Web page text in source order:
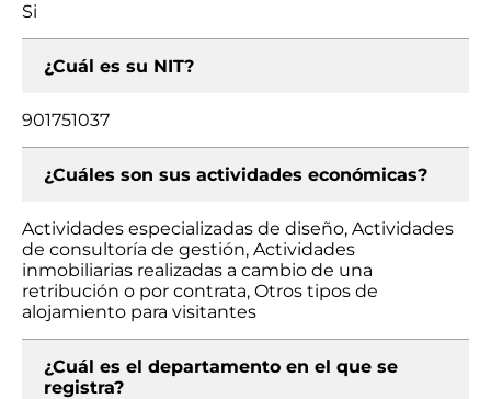
Si
¿Cuál es su NIT?
901751037
¿Cuáles son sus actividades económicas?
Actividades especializadas de diseño, Actividades
de consultoría de gestión, Actividades
inmobiliarias realizadas a cambio de una
retribución o por contrata, Otros tipos de
alojamiento para visitantes
¿Cuál es el departamento en el que se
registra?